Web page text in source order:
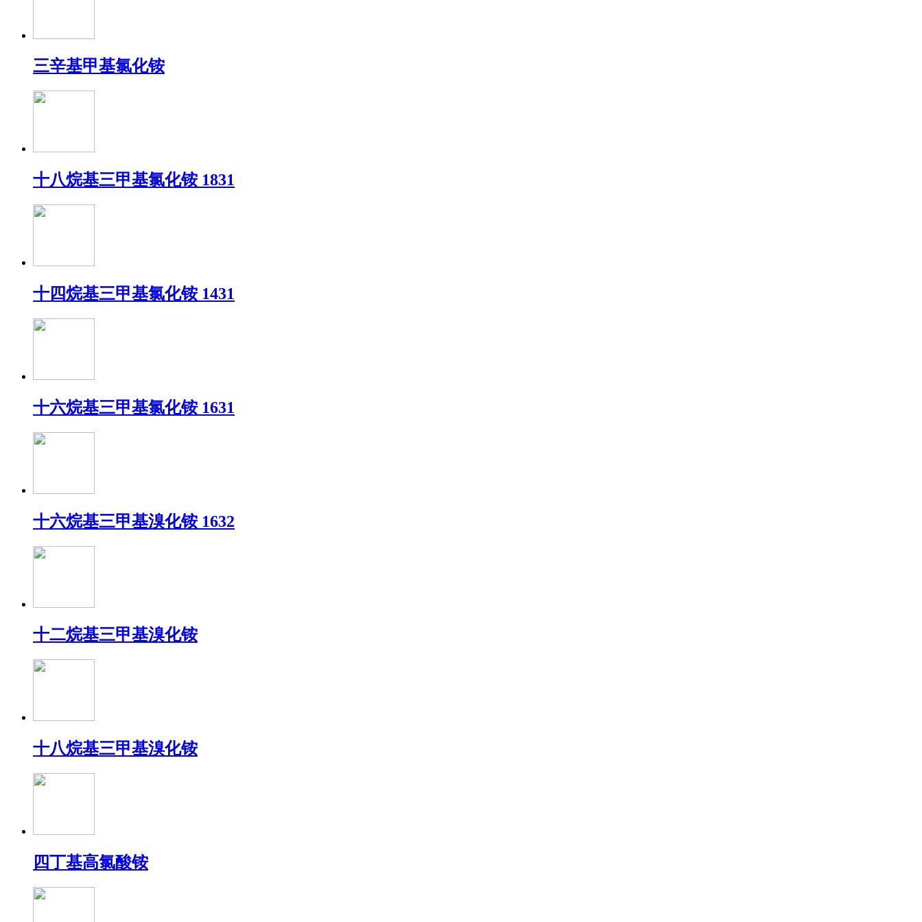
三辛基甲基氯化铵
十八烷基三甲基氯化铵 1831
十四烷基三甲基氯化铵 1431
十六烷基三甲基氯化铵 1631
十六烷基三甲基溴化铵 1632
十二烷基三甲基溴化铵
十八烷基三甲基溴化铵
四丁基高氯酸铵